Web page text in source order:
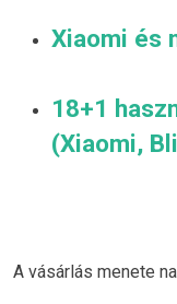
Xiaomi és
18+1
(Xiaomi,
A vásárlás menete